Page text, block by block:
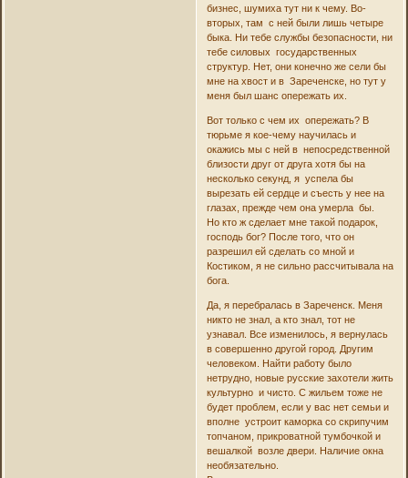
бизнес, шумиха тут ни к чему. Во-
вторых, там с ней были лишь четыре
быка. Ни тебе службы безопасности, ни
тебе силовых государственных
структур. Нет, они конечно же сели бы
мне на хвост и в Зареченске, но тут у
меня был шанс опережать их.
Вот только с чем их опережать? В
тюрьме я кое-чему научилась и
окажись мы с ней в непосредственной
близости друг от друга хотя бы на
несколько секунд, я успела бы
вырезать ей сердце и съесть у нее на
глазах, прежде чем она умерла бы.
Но кто ж сделает мне такой подарок,
господь бог? После того, что он
разрешил ей сделать со мной и
Костиком, я не сильно рассчитывала на
бога.
Да, я перебралась в Зареченск. Меня
никто не знал, а кто знал, тот не
узнавал. Все изменилось, я вернулась
в совершенно другой город. Другим
человеком. Найти работу было
нетрудно, новые русские захотели жить
культурно и чисто. С жильем тоже не
будет проблем, если у вас нет семьи и
вполне устроит каморка со скрипучим
топчаном, прикроватной тумбочкой и
вешалкой возле двери. Наличие окна
необязательно.